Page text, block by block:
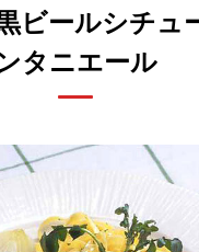
ビールシチ
タニエール